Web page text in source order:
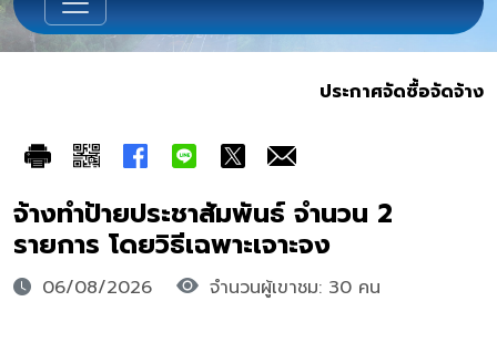
ประกาศจัดซื้อจัดจ้าง
จ้างทำป้ายประชาสัมพันธ์ จำนวน 2
รายการ โดยวิธีเฉพาะเจาะจง
06/08/2026 จำนวนผู้เขาชม: 30 คน